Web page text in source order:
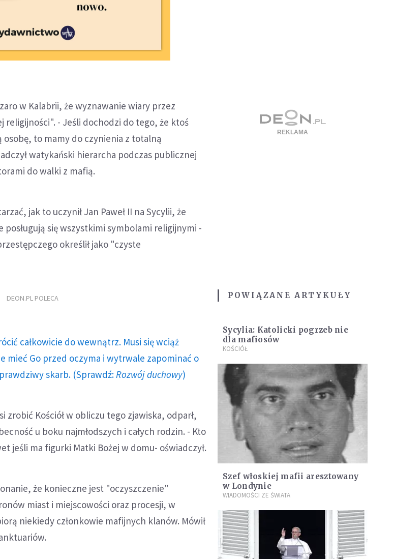
w Kalabrii, że wyznawanie wiary przez
- Jeśli dochodzi do tego, że ktoś
to mamy do czynienia z totalną
watykański hierarcha podczas publicznej
do walki z mafią.
jak to uczynił Jan Paweł II na Sycylii, że
posługują się wszystkimi symbolami religijnymi -
określił jako "czyste
DEON.PL POLECA
całkowicie do wewnątrz. Musi się wciąż
mieć Go przed oczyma i wytrwale zapominać o
skarb. (Sprawdź: Rozwój duchowy)
zrobić Kościół w obliczu tego zjawiska, odparł,
u boku najmłodszych i całych rodzin. - Kto
jeśli ma figurki Matki Bożej w domu- oświadczył.
że konieczne jest "oczyszczenie"
miast i miejscowości oraz procesji, w
niekiedy członkowie mafijnych klanów. Mówił
POWIĄZANE ARTYKUŁY
Sycylia: Katolicki pogrzeb nie
dla mafiosów
KOŚCIÓŁ
Szef włoskiej mafii aresztowany
w Londynie
WIADOMOŚCI ZE ŚWIATA